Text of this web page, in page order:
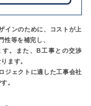
インのために、コストが上
等を補完し、
。また、B工事との交渉
ます。
ジェクトに適した工事会社
。